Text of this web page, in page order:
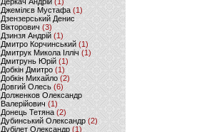
Джемілєв Мустафа (1)
Дзензерський Денис
Вікторович (3)
Дзинзя Андрій (1)
Дмитро Корчинський (1)
Дмитрук Микола Ілліч (1)
Дмитрунь Юрій (1)
Добкін Дмитро(1)
Добкін Михайло (2)
Довгий Олесь (6)
Долженков Олександр
Валерійович (1)
Донець Тетяна (2)
Дубинський Олександр(2)
Дубілет Олександр (1)